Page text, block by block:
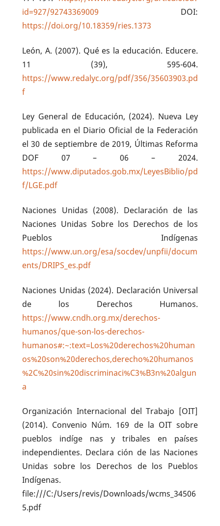
id=927/92743369009 DOI:
https://doi.org/10.18359/ries.1373
León, A. (2007). Qué es la educación. Educere.
11 (39), 595-604.
https://www.redalyc.org/pdf/356/35603903.pd
f
Ley General de Educación, (2024). Nueva Ley
publicada en el Diario Oficial de la Federación
el 30 de septiembre de 2019, Últimas Reforma
DOF 07 – 06 – 2024.
https://www.diputados.gob.mx/LeyesBiblio/pd
f/LGE.pdf
Naciones Unidas (2008). Declaración de las
Naciones Unidas Sobre los Derechos de los
Pueblos Indígenas
https://www.un.org/esa/socdev/unpfii/docum
ents/DRIPS_es.pdf
Naciones Unidas (2024). Declaración Universal
de los Derechos Humanos.
https://www.cndh.org.mx/derechos-
humanos/que-son-los-derechos-
humanos#:~:text=Los%20derechos%20human
os%20son%20derechos,derecho%20humanos
%2C%20sin%20discriminaci%C3%B3n%20algun
a
Organización Internacional del Trabajo [OIT]
(2014). Convenio Núm. 169 de la OIT sobre
pueblos indíge nas y tribales en países
independientes. Declara ción de las Naciones
Unidas sobre los Derechos de los Pueblos
Indígenas.
file:///C:/Users/revis/Downloads/wcms_34506
5.pdf